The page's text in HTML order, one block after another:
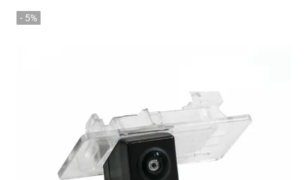
- 5%